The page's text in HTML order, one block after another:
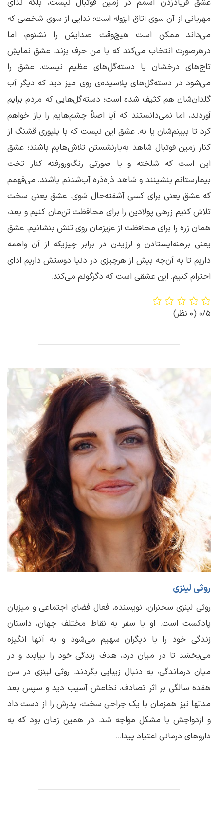
عشقْ فریاد‌زدن اسمم در زمین فوتبال نیست، بلکه ندای
مهربانی از آن سوی اتاق ایزوله است؛ ندایی از سوی شخصی که
می‌داند ممکن است هیچ‌وقت صدایش را نشنوم، اما
درهرصورت انتخاب می‌کند که با من حرف بزند. عشق نمایشِ
تاج‌های درخشان یا دسته‌گل‌های عظیم نیست. عشق را
می‌شود در دسته‌گل‌های پلاسیده‌ی روی میز دید که دیگر آب
گلدان‌شان هم کثیف شده است؛ دسته‌گل‌هایی که مردم برایم
آوردند، اما نمی‌دانستند که آیا اصلاً چشم‌هایم را باز خواهم
کرد تا ببینم‌شان یا نه. عشق این نیست که با پلیوری قشنگ از
کنار زمین فوتبال شاهد به‌بارنشستن تلاش‌هایم باشند؛ عشق
این است که شلخته و با صورتی رنگ‌ورورفته کنار تخت
بیمارستانم بنشینند و شاهد ذره‌ذره آب‌شدنم باشند. می‌فهمم
که عشق یعنی برای کسی آشفته‌حال شوی. عشق یعنی سخت
تلاش کنیم زرهی پولادین را برای محافظت تن‌مان کنیم و بعد،
همان زره را برای محافظت از عزیزمان روی تنش بنشانیم. عشق
یعنی برهنه‌ایستادن و لرزیدن در برابر چیزی‎که از آن واهمه
داریم تا به آن‌چه بیش از هرچیزی در دنیا دوستش داریم ادای
احترام کنیم. این عشقی است که دگرگونم می‌کند.
0/5 (0 نظر)
روثی لینزی
روثی لینزی سخنران، نویسنده، فعال فضای اجتماعی و میزبان
پادکست است. او با سفر به نقاط مختلف جهان، داستان
زندگی خود را با دیگران سهیم می‌شود و به آنها انگیزه
می‌بخشد تا در میان درد، هدف زندگی خود را بیابند و در
میان درماندگی، به دنبال زیبایی بگردند. روثی لینزی در سن
هفده سالگی بر اثر تصادف، نخاعش آسیب دید و سپس بعد
مدتها نیز همزمان با یک جراحی سخت، پدرش را از دست داد
و ازدواجش با مشکل مواجه شد. در همین زمان بود که به
داروهای درمانی اعتیاد پیدا...